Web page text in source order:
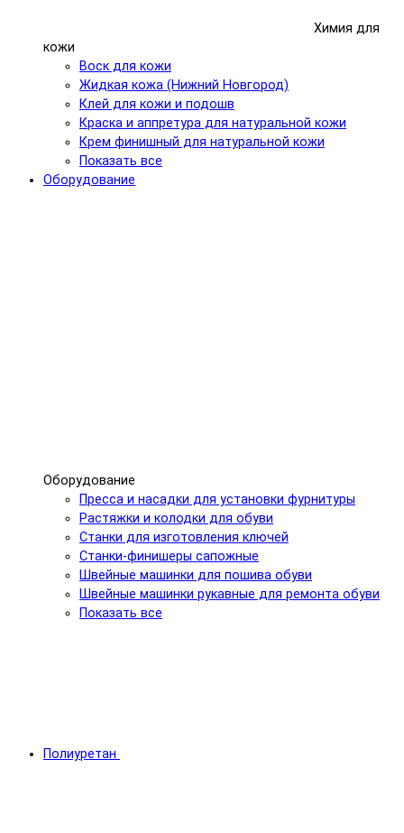
Химия для
кожи
Воск для кожи
Жидкая кожа (Нижний Новгород)
Клей для кожи и подошв
Краска и аппретура для натуральной кожи
Крем финишный для натуральной кожи
Показать все
Оборудование
Оборудование
Пресса и насадки для установки фурнитуры
Растяжки и колодки для обуви
Станки для изготовления ключей
Станки-финишеры сапожные
Швейные машинки для пошива обуви
Швейные машинки рукавные для ремонта обуви
Показать все
Полиуретан